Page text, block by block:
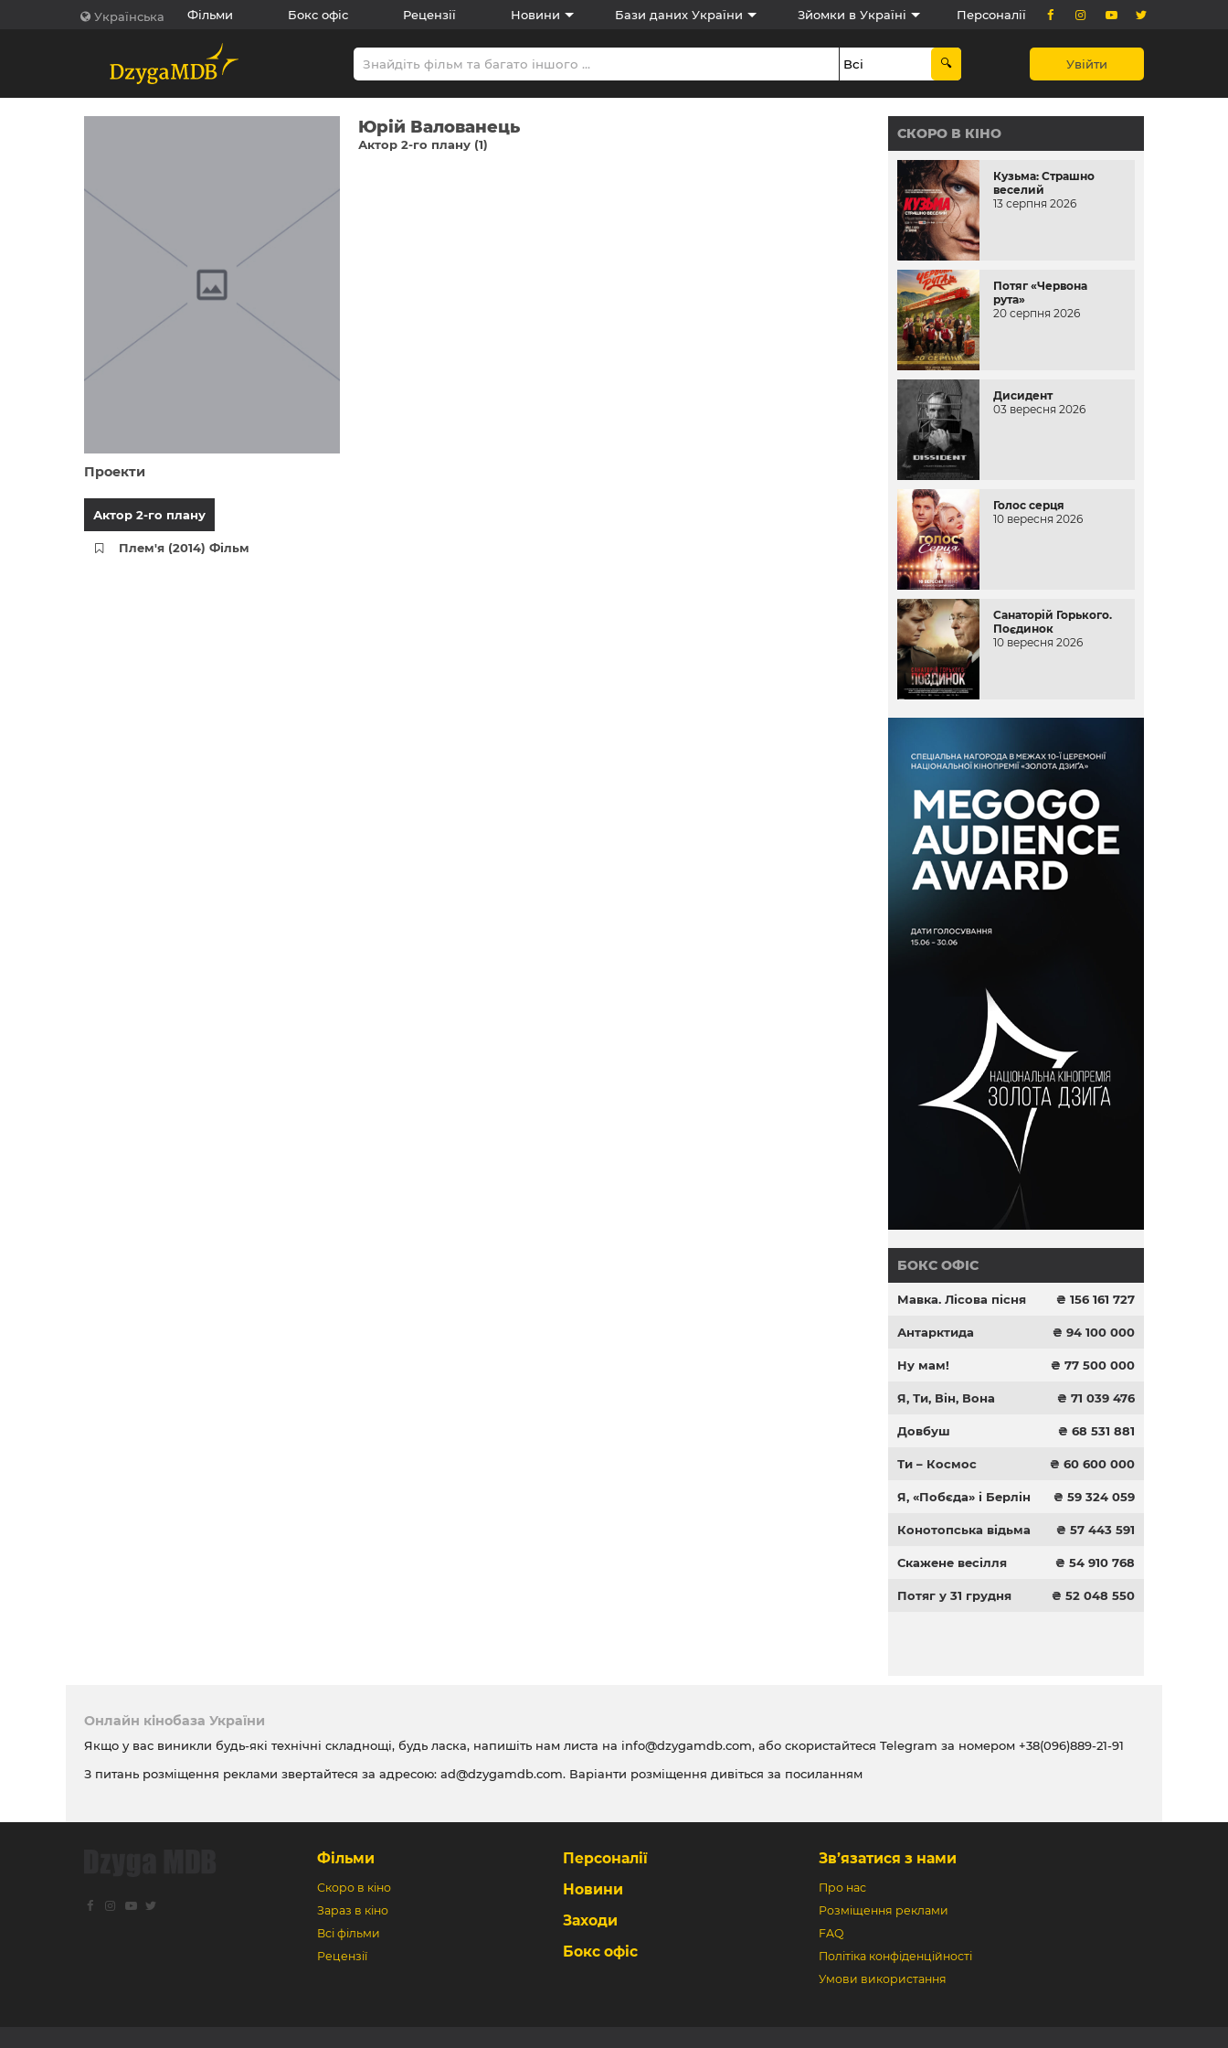
Українська Фільми Бокс офіс Рецензії Новини Бази даних України Зйомки в Україні Персоналії
Увійти
Юрій Валованець
Актор 2-го плану (1)
Проекти
Актор 2-го плану
Плем'я (2014) Фільм
СКОРО В КІНО
Кузьма: Страшно
веселий
13 серпня 2026
Потяг «Червона
рута»
20 серпня 2026
Дисидент
03 вересня 2026
Голос серця
10 вересня 2026
Санаторій Горького.
Поєдинок
10 вересня 2026
БОКС ОФІС
Мавка. Лісова пісня ₴ 156 161 727
Антарктида ₴ 94 100 000
Ну мам! ₴ 77 500 000
Я, Ти, Він, Вона ₴ 71 039 476
Довбуш ₴ 68 531 881
Ти – Космос ₴ 60 600 000
Я, «Побєда» і Берлін ₴ 59 324 059
Конотопська відьма ₴ 57 443 591
Скажене весілля ₴ 54 910 768
Потяг у 31 грудня ₴ 52 048 550
Онлайн кінобаза України
Якщо у вас виникли будь-які технічні складнощі, будь ласка, напишіть нам листа на info@dzygamdb.com, або скористайтеся Telegram за номером +38(096)889-21-91
З питань розміщення реклами звертайтеся за адресою: ad@dzygamdb.com. Варіанти розміщення дивіться за посиланням
Фільми
Скоро в кіно
Зараз в кіно
Всі фільми
Рецензії
Персоналії
Новини
Заходи
Бокс офіс
Зв’язатися з нами
Про нас
Розміщення реклами
FAQ
Політіка конфіденційності
Умови використання